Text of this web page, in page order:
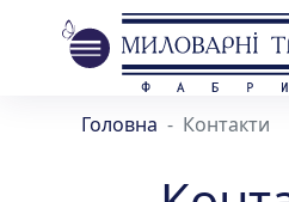
Головна Контакти